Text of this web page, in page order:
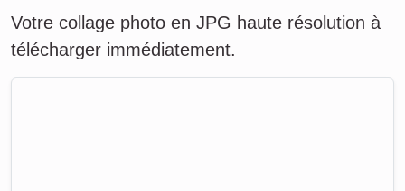
Votre collage photo en JPG haute résolution à
télécharger immédiatement.